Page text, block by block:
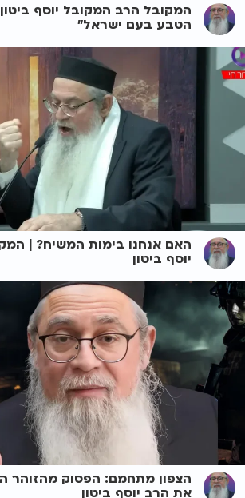
המקובל הרב המקובל יוסף
הטבע בעם ישראל"
האם אנחנו בימות המשיח? |
יוסף ביטון
הצפון מתחמם: הפסוק מהזוהר
את הרב יוסף ביטון